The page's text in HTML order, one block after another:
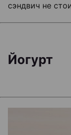
сэндвич не
Йогурт